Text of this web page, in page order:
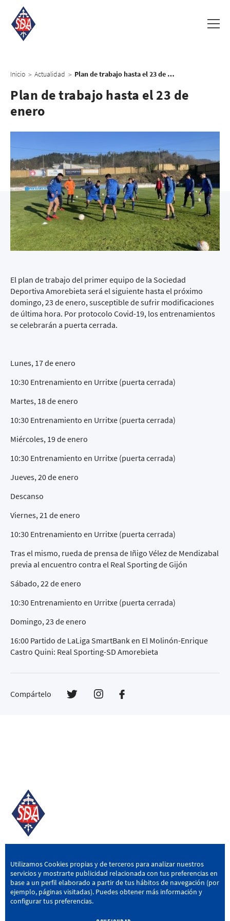
Inicio > Actualidad > Plan de trabajo hasta el 23 de enero
Plan de trabajo hasta el 23 de
enero
El plan de trabajo del primer equipo de la Sociedad
Deportiva Amorebieta será el siguiente hasta el próximo
domingo, 23 de enero, susceptible de sufrir modificaciones
de última hora. Por protocolo Covid-19, los entrenamientos
se celebrarán a puerta cerrada.
Lunes, 17 de enero
10:30 Entrenamiento en Urritxe (puerta cerrada)
Martes, 18 de enero
10:30 Entrenamiento en Urritxe (puerta cerrada)
Miércoles, 19 de enero
10:30 Entrenamiento en Urritxe (puerta cerrada)
Jueves, 20 de enero
Descanso
Viernes, 21 de enero
10:30 Entrenamiento en Urritxe (puerta cerrada)
Tras el mismo, rueda de prensa de Iñigo Vélez de Mendizabal
previa al encuentro contra el Real Sporting de Gijón
Sábado, 22 de enero
10:30 Entrenamiento en Urritxe (puerta cerrada)
Domingo, 23 de enero
16:00 Partido de LaLiga SmartBank en El Molinón-Enrique
Castro Quini: Real Sporting-SD Amorebieta
Compártelo
SD AMOREBIETA
San Miguel Kalea, 16, 48340 Amorebieta, Bizkaia
946 604 751 | sda@sdamorebieta.eus
Utilizamos Cookies propias y de terceros para analizar nuestros
servicios y mostrarte publicidad relacionada con tus preferencias en
base a un perfil elaborado a partir de tus hábitos de navegación (por
ejemplo, páginas visitadas). Puedes obtener más información y
configurar tus preferencias.